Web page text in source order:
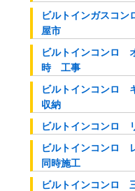
ビルトインガスコ
屋市
ビルトインコンロ
時 工事
ビルトインコンロ
収納
ビルトインコンロ
ビルトインコンロ
同時施工
ビルトインコンロ